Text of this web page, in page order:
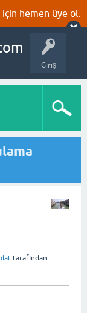
için hemen üye ol.
Giriş
tarafından